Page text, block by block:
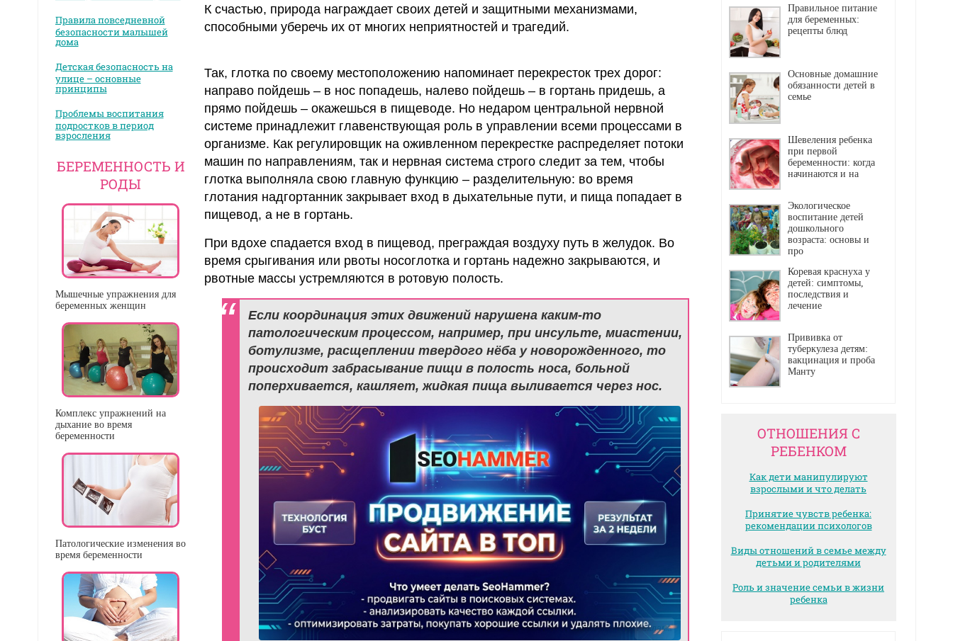
Правила повседневной
безопасности малышей
дома
Детская безопасность на
улице – основные
принципы
Проблемы воспитания
подростков в период
взросления
БЕРЕМЕННОСТЬ И
РОДЫ
Мышечные упражнения для
беременных женщин
Комплекс упражнений на
дыхание во время
беременности
Патологические изменения во
время беременности
К счастью, природа награждает своих детей и защитными механизмами,
способными уберечь их от многих неприятностей и трагедий.
Так, глотка по своему местоположению напоминает перекресток трех дорог:
направо пойдешь – в нос попадешь, налево пойдешь – в гортань придешь, а
прямо пойдешь – окажешься в пищеводе. Но недаром центральной нервной
системе принадлежит главенствующая роль в управлении всеми процессами в
организме. Как регулировщик на оживленном перекрестке распределяет потоки
машин по направлениям, так и нервная система строго следит за тем, чтобы
глотка выполняла свою главную функцию – разделительную: во время
глотания надгортанник закрывает вход в дыхательные пути, и пища попадает в
пищевод, а не в гортань.
При вдохе спадается вход в пищевод, преграждая воздуху путь в желудок. Во
время срыгивания или рвоты носоглотка и гортань надежно закрываются, и
рвотные массы устремляются в ротовую полость.
Если координация этих движений нарушена каким-то
патологическим процессом, например, при инсульте, миастении,
ботулизме, расщеплении твердого нёба у новорожденного, то
происходит забрасывание пищи в полость носа, больной
поперхивается, кашляет, жидкая пища выливается через нос.
Реклама
Правильное питание
для беременных:
рецепты блюд
Основные домашние
обязанности детей в
семье
Шевеления ребенка
при первой
беременности: когда
начинаются и на
Экологическое
воспитание детей
дошкольного
возраста: основы и
про
Коревая краснуха у
детей: симптомы,
последствия и
лечение
Прививка от
туберкулеза детям:
вакцинация и проба
Манту
ОТНОШЕНИЯ С
РЕБЕНКОМ
Как дети манипулируют
взрослыми и что делать
Принятие чувств ребенка:
рекомендации психологов
Виды отношений в семье между
детьми и родителями
Роль и значение семьи в жизни
ребенка